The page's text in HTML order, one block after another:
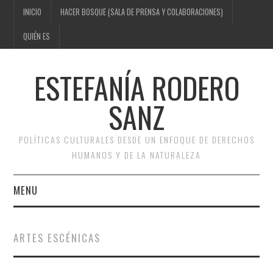
INICIO HACER BOSQUE (SALA DE PRENSA Y COLABORACIONES)
QUIÉN ES
ESTEFANÍA RODERO
SANZ
POLÍTICAS CULTURALES DESDE UN ENFOQUE DE DERECHOS
HUMANOS Y DE LA NATURALEZA
MENU
HACER BOSQUE (SALA DE
ARTES ESCÉNICAS